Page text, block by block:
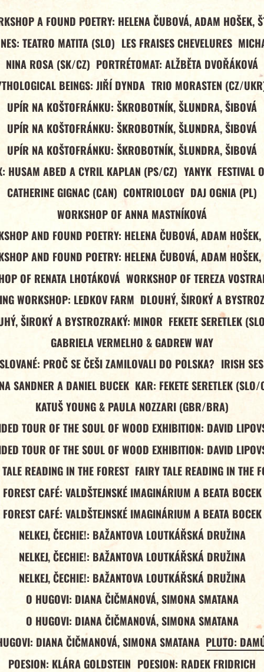
A FOUND POETRY: HELENA ČUBOVÁ, ADAM HOŠEK,
TEATRO MATITA (SLO) LES FRAISES CHEVELURES
NINA ROSA (SK/CZ) PORTRÉTOMAT: ALŽBĚTA DVOŘÁKOVÁ
BEINGS: JIŘÍ DYNDA TRIO MORASTEN (CZ/
UPÍR NA KOŠTOFRÁNKU: ŠKROBOTNÍK, ŠLUNDRA, ŠIBOVÁ
UPÍR NA KOŠTOFRÁNKU: ŠKROBOTNÍK, ŠLUNDRA, ŠIBOVÁ
UPÍR NA KOŠTOFRÁNKU: ŠKROBOTNÍK, ŠLUNDRA, ŠIBOVÁ
HUSAM ABED A CYRIL KAPLAN (PS/CZ) YANYK FESTIVAL
CATHERINE GIGNAC (CAN) CONTRIOLOGY DAJ OGNIA (PL)
WORKSHOP OF ANNA MASTNÍKOVÁ
AND FOUND POETRY: HELENA ČUBOVÁ, ADAM
AND FOUND POETRY: HELENA ČUBOVÁ, ADAM
OF RENATA LHOTÁKOVÁ WORKSHOP OF TEREZA
WORKSHOP: LEDKOV FARM DLOUHÝ, ŠIROKÝ A
ŠIROKÝ A BYSTROZRAKÝ: MINOR FEKETE SERETLEK
GABRIELA VERMELHO & GADREW WAY
PROČ SE ČEŠI ZAMILOVALI DO POLSKA? IRISH
SANDNER A DANIEL BUCEK KAR: FEKETE SERETLEK (SLO/
KATUŠ YOUNG & PAULA NOZZARI (GBR/BRA)
TOUR OF THE SOUL OF WOOD EXHIBITION: DAVID
TOUR OF THE SOUL OF WOOD EXHIBITION: DAVID
READING IN THE FOREST FAIRY TALE READING IN THE
FOREST CAFÉ: VALDŠTEJNSKÉ IMAGINÁRIUM A BEATA BOCEK
FOREST CAFÉ: VALDŠTEJNSKÉ IMAGINÁRIUM A BEATA BOCEK
NELKEJ, ČECHIE!: BAŽANTOVA LOUTKÁŘSKÁ DRUŽINA
NELKEJ, ČECHIE!: BAŽANTOVA LOUTKÁŘSKÁ DRUŽINA
NELKEJ, ČECHIE!: BAŽANTOVA LOUTKÁŘSKÁ DRUŽINA
O HUGOVI: DIANA ČIČMANOVÁ, SIMONA SMATANA
O HUGOVI: DIANA ČIČMANOVÁ, SIMONA SMATANA
DIANA ČIČMANOVÁ, SIMONA SMATANA PLUTO:
POESION: KLÁRA GOLDSTEIN POESION: RADEK FRIDRICH